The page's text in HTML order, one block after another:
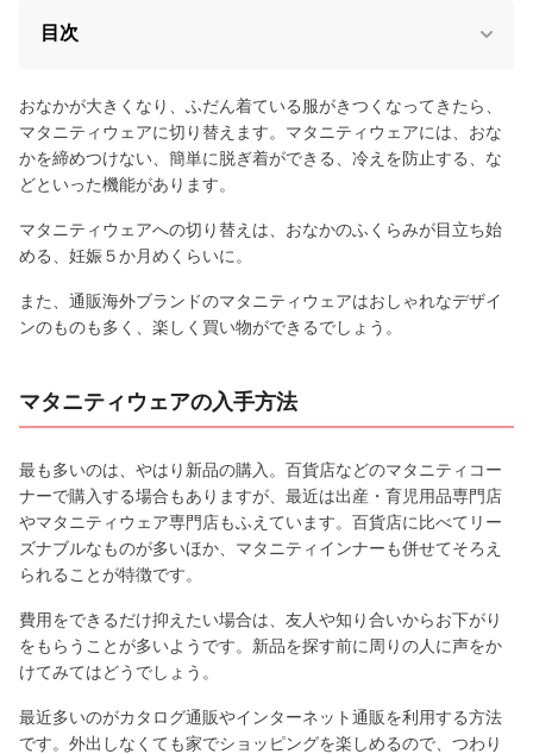
目次
おなかが大きくなり、ふだん着ている服がきつくなってきたら、
マタニティウェアに切り替えます。マタニティウェアには、おな
かを締めつけない、簡単に脱ぎ着ができる、冷えを防止する、な
どといった機能があります。
マタニティウェアへの切り替えは、おなかのふくらみが目立ち始
める、妊娠５か月めくらいに。
また、通販海外ブランドのマタニティウェアはおしゃれなデザイ
ンのものも多く、楽しく買い物ができるでしょう。
マタニティウェアの入手方法
最も多いのは、やはり新品の購入。百貨店などのマタニティコー
ナーで購入する場合もありますが、最近は出産・育児用品専門店
やマタニティウェア専門店もふえています。百貨店に比べてリー
ズナブルなものが多いほか、マタニティインナーも併せてそろえ
られることが特徴です。
費用をできるだけ抑えたい場合は、友人や知り合いからお下がり
をもらうことが多いようです。新品を探す前に周りの人に声をか
けてみてはどうでしょう。
最近多いのがカタログ通販やインターネット通販を利用する方法
です。外出しなくても家でショッピングを楽しめるので、つわり